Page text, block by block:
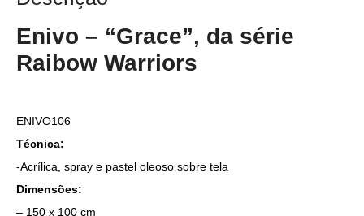
Enivo – “Grace”, da série
Raibow Warriors
ENIVO106
Técnica:
-Acrílica, spray e pastel oleoso sobre tela
Dimensões:
– 150 x 100 cm